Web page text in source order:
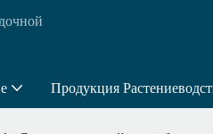
Продукция